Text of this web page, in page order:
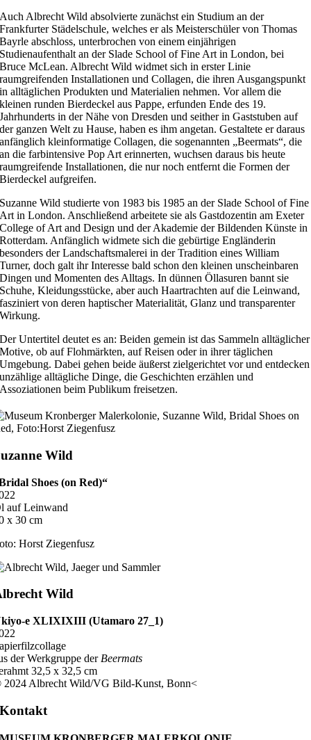
Auch Albrecht Wild absolvierte zunächst ein Studium an der
Frankfurter Städelschule, welches er als Meisterschüler von Thomas
Bayrle abschloss, unterbrochen von einem einjährigen
Studienaufenthalt an der Slade School of Fine Art in London, bei
Bruce McLean. Albrecht Wild widmet sich in erster Linie
raumgreifenden Installationen und Collagen, die ihren Ausgangspunkt
in alltäglichen Produkten und Materialien nehmen. Vor allem die
kleinen runden Bierdeckel aus Pappe, erfunden Ende des 19.
Jahrhunderts in der Nähe von Dresden und seither in Gaststuben auf
der ganzen Welt zu Hause, haben es ihm angetan. Gestaltete er daraus
anfänglich kleinformatige Collagen, die sogenannten „Beermats“, die
an die farbintensive Pop Art erinnerten, wuchsen daraus bis heute
raumgreifende Installationen, die nur noch entfernt die Formen der
Bierdeckel aufgreifen.
Suzanne Wild studierte von 1983 bis 1985 an der Slade School of Fine
Art in London. Anschließend arbeitete sie als Gastdozentin am Exeter
College of Art and Design und der Akademie der Bildenden Künste in
Rotterdam. Anfänglich widmete sich die gebürtige Engländerin
besonders der Landschaftsmalerei in der Tradition eines William
Turner, doch galt ihr Interesse bald schon den kleinen unscheinbaren
Dingen und Momenten des Alltags. In dünnen Öllasuren bannt sie
Schuhe, Kleidungsstücke, aber auch Haartrachten auf die Leinwand,
fasziniert von deren haptischer Materialität, Glanz und transparenter
Wirkung.
Der Untertitel deutet es an: Beiden gemein ist das Sammeln alltäglicher
Motive, ob auf Flohmärkten, auf Reisen oder in ihrer täglichen
Umgebung. Dabei gehen beide äußerst zielgerichtet vor und entdecken
unzählige alltägliche Dinge, die Geschichten erzählen und
Assoziationen beim Publikum freisetzen.
Wild
Shoes (on Red)“
auf Leinwand
x 30 cm
Horst Ziegenfusz
Wild
e XLIXIXIII (Utamaro 27_1)
der Werkgruppe der Beermats
32,5 x 32,5 cm
2024 Albrecht Wild/VG Bild-Kunst, Bonn<
Kontakt